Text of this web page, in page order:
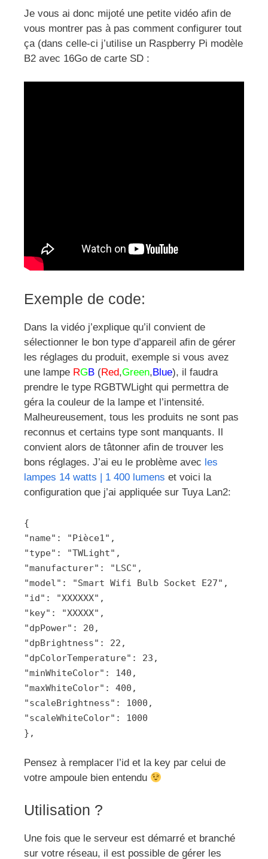
Je vous ai donc mijoté une petite vidéo afin de
vous montrer pas à pas comment configurer tout
ça (dans celle-ci j’utilise un Raspberry Pi modèle
B2 avec 16Go de carte SD :
Exemple de code:
Dans la vidéo j’explique qu’il convient de
sélectionner le bon type d’appareil afin de gérer
les réglages du produit, exemple si vous avez
une lampe RG B (Red,Green, Blue), il faudra
prendre le type RGBTWLight qui permettra de
géra la couleur de la lampe et l’intensité.
Malheureusement, tous les produits ne sont pas
reconnus et certains type sont manquants. Il
convient alors de tâtonner afin de trouver les
bons réglages. J’ai eu le problème avec les
lampes 14 watts | 1 400 lumens et voici la
configuration que j’ai appliquée sur Tuya Lan2:
{
"name": "Pièce1",
"type": "TWLight",
"manufacturer": "LSC",
"model": "Smart Wifi Bulb Socket E27",
"id": "XXXXXX",
"key": "XXXXX",
"dpPower": 20,
"dpBrightness": 22,
"dpColorTemperature": 23,
"minWhiteColor": 140,
"maxWhiteColor": 400,
"scaleBrightness": 1000,
"scaleWhiteColor": 1000
},
Pensez à remplacer l’id et la key par celui de
votre ampoule bien entendu
Utilisation ?
Une fois que le serveur est démarré et branché
sur votre réseau, il est possible de gérer les